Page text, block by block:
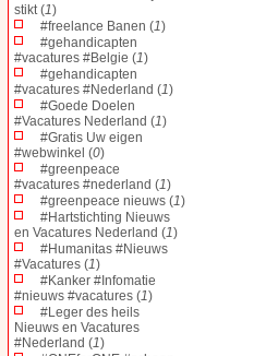
stikt (1)
#freelance Banen (1)
#gehandicapten
#vacatures #Belgie (1)
#gehandicapten
#vacatures #Nederland (1)
#Goede Doelen
#Vacatures Nederland (1)
#Gratis Uw eigen
#webwinkel (0)
#greenpeace
#vacatures #nederland (1)
#greenpeace nieuws (1)
#Hartstichting Nieuws
en Vacatures Nederland (1)
#Humanitas #Nieuws
#Vacatures (1)
#Kanker #Infomatie
#nieuws #vacatures (1)
#Leger des heils
Nieuws en Vacatures
#Nederland (1)